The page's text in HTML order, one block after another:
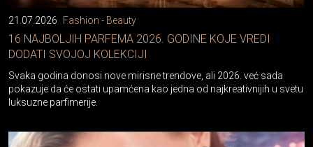
21.07.2026 Fashion - Beauty
16 NAJBOLJIH PARFEMA 2026. GODINE KOJE VREDI
DODATI SVOJOJ KOLEKCIJI
Svaka godina donosi nove mirisne trendove, ali 2026. već sada
pokazuje da će ostati upamćena kao jedna od najkreativnijih u svetu
luksuzne parfimerije.